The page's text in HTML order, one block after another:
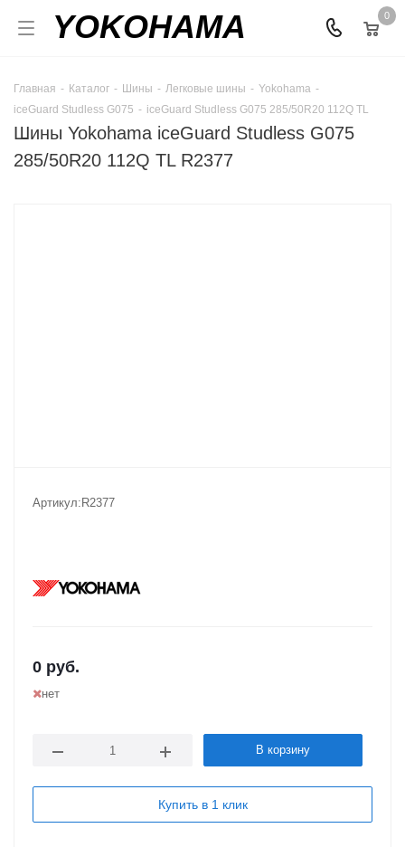
YOKOHAMA 0
Главная - Каталог - Шины - Легковые шины - Yokohama -
iceGuard Studless G075 - iceGuard Studless G075 285/50R20 112Q TL
Шины Yokohama iceGuard Studless G075
285/50R20 112Q TL R2377
Артикул: R2377
0 руб.
нет
В корзину
Купить в 1 клик